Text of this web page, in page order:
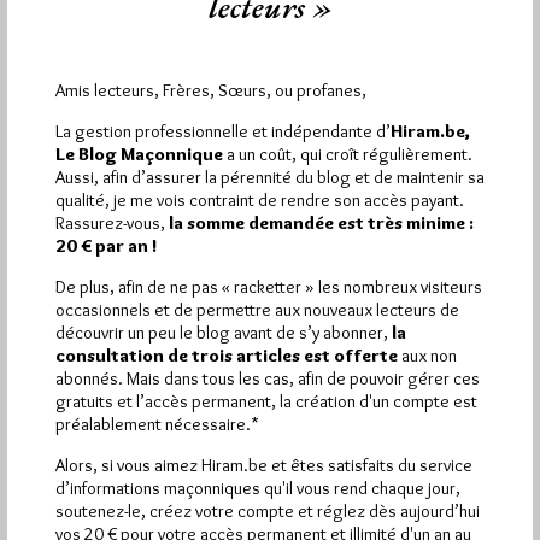
« La Marseillaise » et la franc-
maçonnerie
Par Pierre Mollier
Amis lecteurs, Frères, Sœurs, ou profanes,
La gestion professionnelle et indépendante d’Hiram.be,
Le Blog Maçonnique a un coût, qui croît régulièrement.
Aussi, afin d’assurer la pérennité du blog et de maintenir sa
qualité, je me vois contraint de rendre son accès payant.
Rassurez-vous, la somme demandée est très minime :
20 € par an !
De plus, afin de ne pas « racketter » les nombreux visiteurs
occasionnels et de permettre aux nouveaux lecteurs de
découvrir un peu le blog avant de s’y abonner, la
consultation de trois articles est offerte aux non
abonnés. Mais dans tous les cas, afin de pouvoir gérer ces
gratuits et l’accès permanent, la création d'un compte est
préalablement nécessaire.*
Alors, si vous aimez Hiram.be et êtes satisfaits du service
d’informations maçonniques qu'il vous rend chaque jour,
soutenez-le, créez votre compte et réglez dès aujourd’hui
vos 20 € pour votre accès permanent et illimité d'un an au